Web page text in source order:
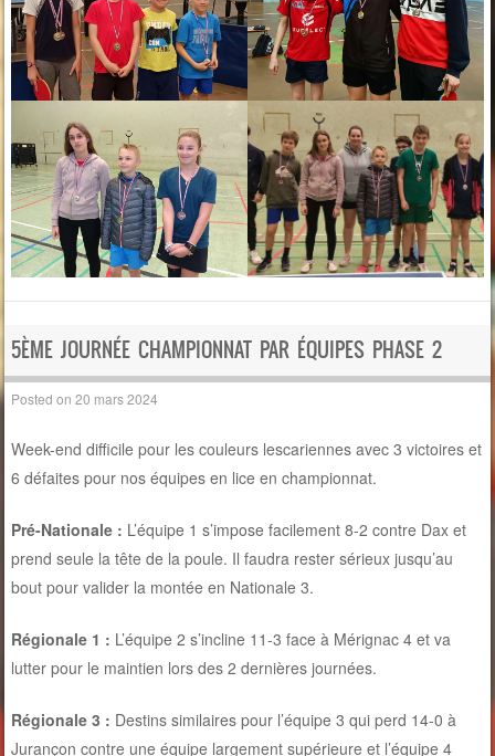
5ÈME JOURNÉE CHAMPIONNAT PAR ÉQUIPES PHASE 2
Posted on20 mars 2024
Week-end difficile pour les couleurs lescariennes avec 3 victoires et
6 défaites pour nos équipes en lice en championnat.
Pré-Nationale : L’équipe 1 s’impose facilement 8-2 contre Dax et
prend seule la tête de la poule. Il faudra rester sérieux jusqu’au
bout pour valider la montée en Nationale 3.
Régionale 1 : L’équipe 2 s’incline 11-3 face à Mérignac 4 et va
lutter pour le maintien lors des 2 dernières journées.
Régionale 3 : Destins similaires pour l’équipe 3 qui perd 14-0 à
Jurançon contre une équipe largement supérieure et l’équipe 4